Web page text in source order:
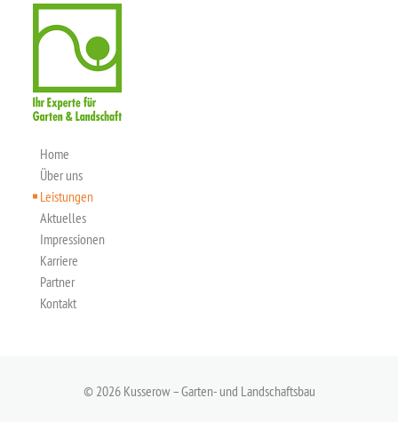
Home
Über uns
Leistungen
Aktuelles
Impressionen
Karriere
Partner
Kontakt
© 2026 Kusserow – Garten- und Landschaftsbau